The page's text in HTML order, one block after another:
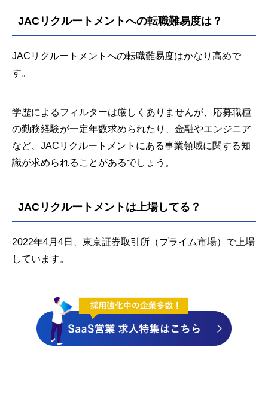
JACリクルートメントへの転職難易度は？
JACリクルートメントへの転職難易度はかなり高めで
す。
学歴によるフィルターは厳しくありませんが、応募職種
の勤務経験が一定年数求められたり、金融やエンジニア
など、JACリクルートメントにある事業領域に関する知
識が求められることがあるでしょう。
JACリクルートメントは上場してる？
2022年4月4日、東京証券取引所（プライム市場）で上場
しています。